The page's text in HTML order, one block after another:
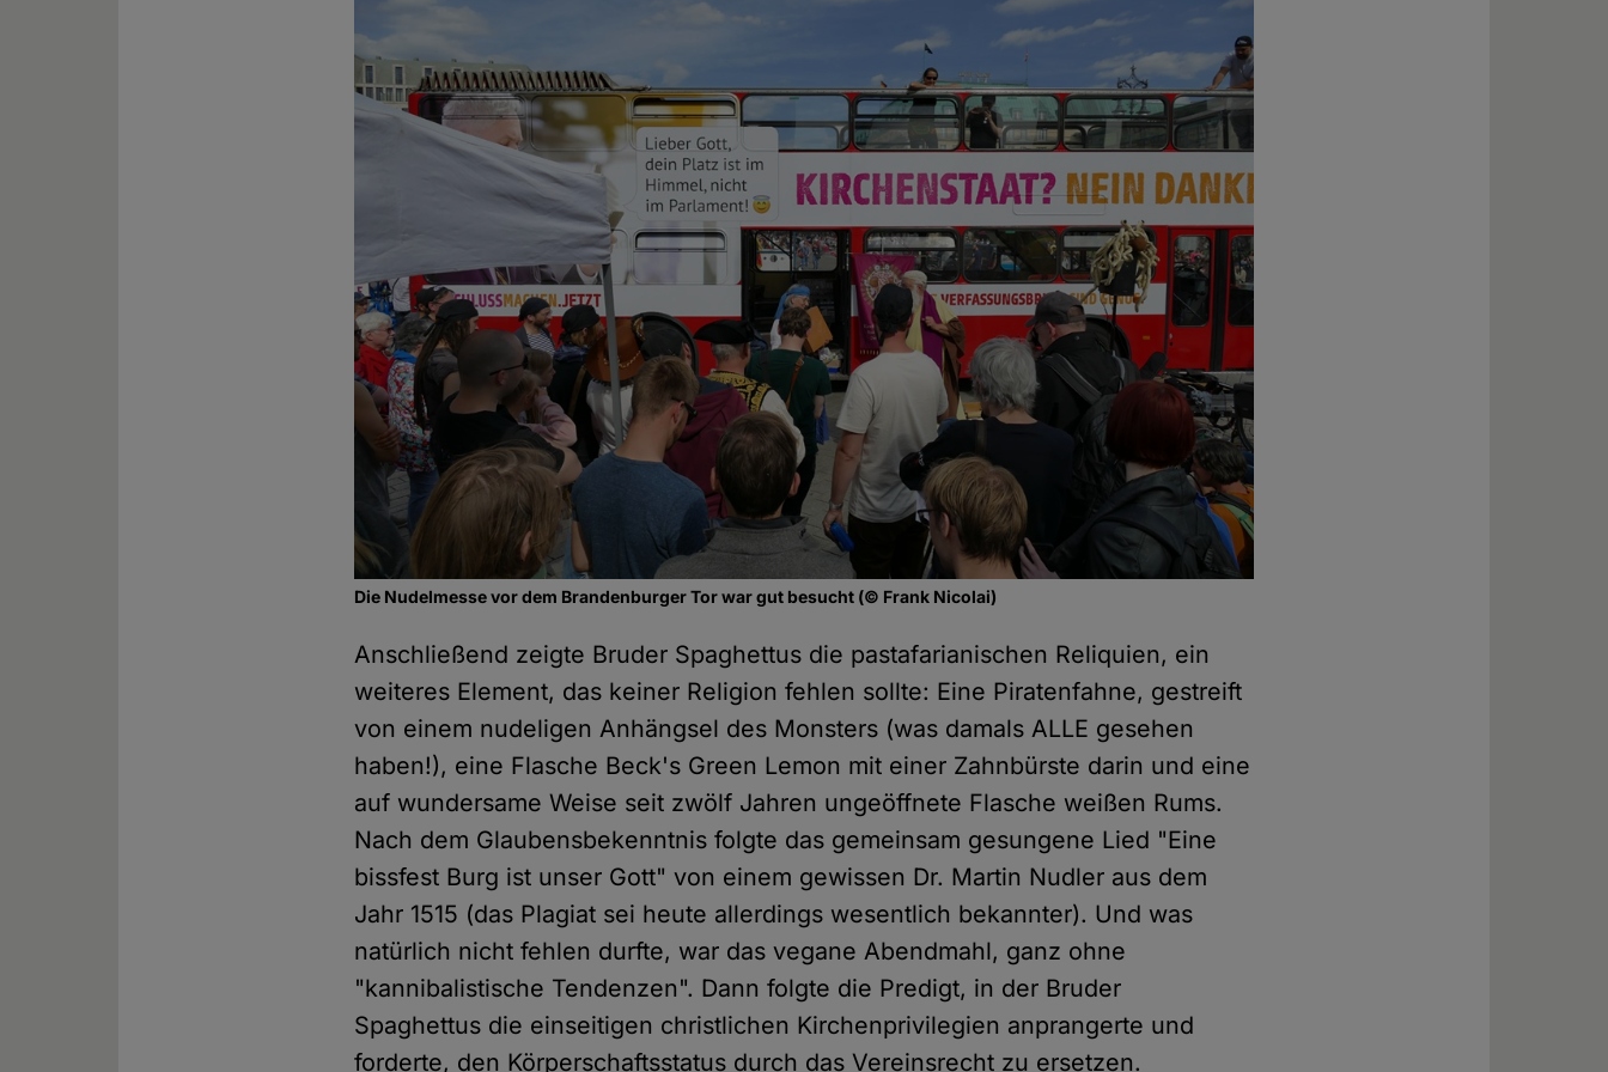
Die Nudelmesse vor dem Brandenburger Tor war gut besucht (© Frank Nicolai)
Anschließend zeigte Bruder Spaghettus die pastafarianischen Reliquien, ein
weiteres Element, das keiner Religion fehlen sollte: Eine Piratenfahne, gestreift
von einem nudeligen Anhängsel des Monsters (was damals ALLE gesehen
haben!), eine Flasche Beck's Green Lemon mit einer Zahnbürste darin und eine
auf wundersame Weise seit zwölf Jahren ungeöffnete Flasche weißen Rums.
Nach dem Glaubensbekenntnis folgte das gemeinsam gesungene Lied "Eine
bissfest Burg ist unser Gott" von einem gewissen Dr. Martin Nudler aus dem
Jahr 1515 (das Plagiat sei heute allerdings wesentlich bekannter). Und was
natürlich nicht fehlen durfte, war das vegane Abendmahl, ganz ohne
"kannibalistische Tendenzen". Dann folgte die Predigt, in der Bruder
Spaghettus die einseitigen christlichen Kirchenprivilegien anprangerte und
forderte, den Körperschaftsstatus durch das Vereinsrecht zu ersetzen.